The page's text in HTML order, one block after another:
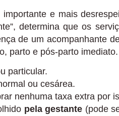
e mais
determina que os
de um acompanhante
parto e pós-parto imediato.
particular.
ou cesárea.
nenhuma taxa extra por
pela gestante (pode